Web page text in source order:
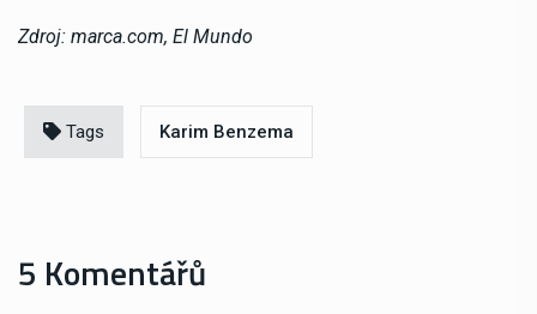
Zdroj: marca.com, El Mundo
Tags Karim Benzema
5 Komentářů